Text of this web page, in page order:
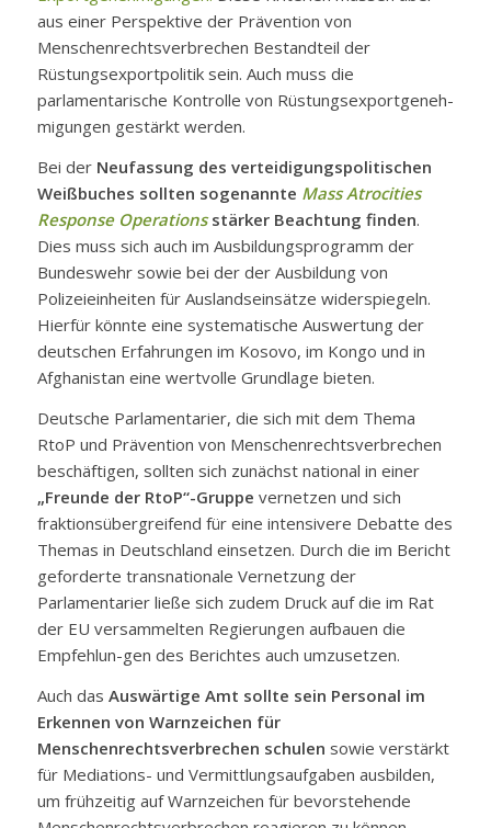
aus einer Perspektive der Prävention von
Menschenrechtsverbrechen Bestandteil der
Rüstungsexportpolitik sein. Auch muss die
parlamentarische Kontrolle von Rüstungsexportgeneh-
migungen gestärkt werden.
Bei der Neufassung des verteidigungspolitischen
Weißbuches sollten sogenannte Mass Atrocities
Response Operationsstärker Beachtung finden.
Dies muss sich auch im Ausbildungsprogramm der
Bundeswehr sowie bei der der Ausbildung von
Polizeieinheiten für Auslandseinsätze widerspiegeln.
Hierfür könnte eine systematische Auswertung der
deutschen Erfahrungen im Kosovo, im Kongo und in
Afghanistan eine wertvolle Grundlage bieten.
Deutsche Parlamentarier, die sich mit dem Thema
RtoP und Prävention von Menschenrechtsverbrechen
beschäftigen, sollten sich zunächst national in einer
„Freunde der RtoP“-Gruppe vernetzen und sich
fraktionsübergreifend für eine intensivere Debatte des
Themas in Deutschland einsetzen. Durch die im Bericht
geforderte transnationale Vernetzung der
Parlamentarier ließe sich zudem Druck auf die im Rat
der EU versammelten Regierungen aufbauen die
Empfehlun-gen des Berichtes auch umzusetzen.
Auch das Auswärtige Amt sollte sein Personal im
Erkennen von Warnzeichen für
Menschenrechtsverbrechen schulen sowie verstärkt
für Mediations- und Vermittlungsaufgaben ausbilden,
um frühzeitig auf Warnzeichen für bevorstehende